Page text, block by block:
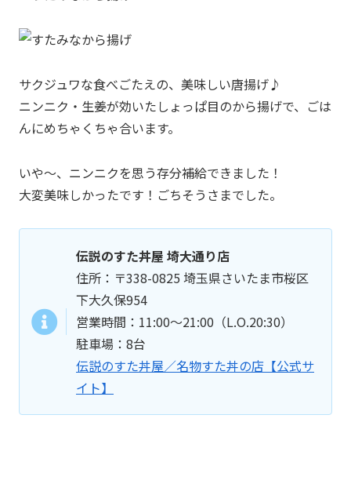
サクジュワな食べごたえの、美味しい唐揚げ♪
ニンニク・生姜が効いたしょっぱ目のから揚げで、ごは
んにめちゃくちゃ合います。
いや～、ニンニクを思う存分補給できました！
大変美味しかったです！ごちそうさまでした。
伝説のすた丼屋 埼大通り店
住所：〒338-0825 埼玉県さいたま市桜区
下大久保954
営業時間：11:00～21:00（L.O.20:30）
駐車場：8台
伝説のすた丼屋／名物すた丼の店【公式サ
イト】